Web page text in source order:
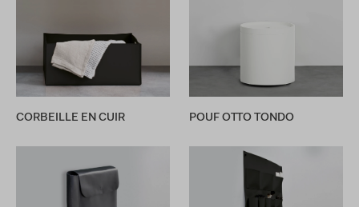
CORBEILLE EN CUIR POUF OTTO TONDO